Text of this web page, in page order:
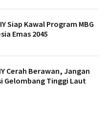
Siap Kawal Program MBG
Emas 2045
Cerah Berawan, Jangan
Gelombang Tinggi Laut